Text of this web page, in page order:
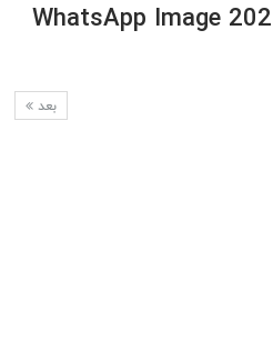
WhatsApp Image
بعد